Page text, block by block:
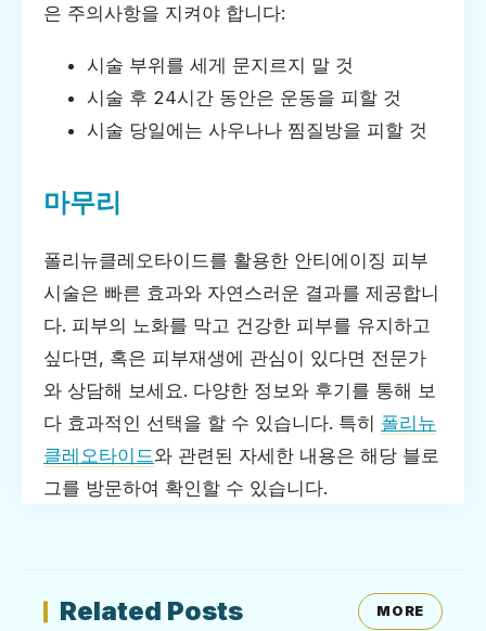
은 주의사항을 지켜야 합니다:
시술 부위를 세게 문지르지 말 것
시술 후 24시간 동안은 운동을 피할 것
시술 당일에는 사우나나 찜질방을 피할 것
마무리
폴리뉴클레오타이드를 활용한 안티에이징 피부
시술은 빠른 효과와 자연스러운 결과를 제공합니
다. 피부의 노화를 막고 건강한 피부를 유지하고
싶다면, 혹은 피부재생에 관심이 있다면 전문가
와 상담해 보세요. 다양한 정보와 후기를 통해 보
다 효과적인 선택을 할 수 있습니다. 특히 폴리뉴
클레오타이드와 관련된 자세한 내용은 해당 블로
그를 방문하여 확인할 수 있습니다.
Related Posts MORE